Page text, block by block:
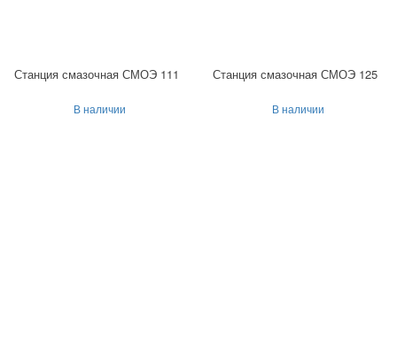
Станция смазочная СМОЭ 111
В наличии
Станция смазочная СМОЭ 125
В наличии